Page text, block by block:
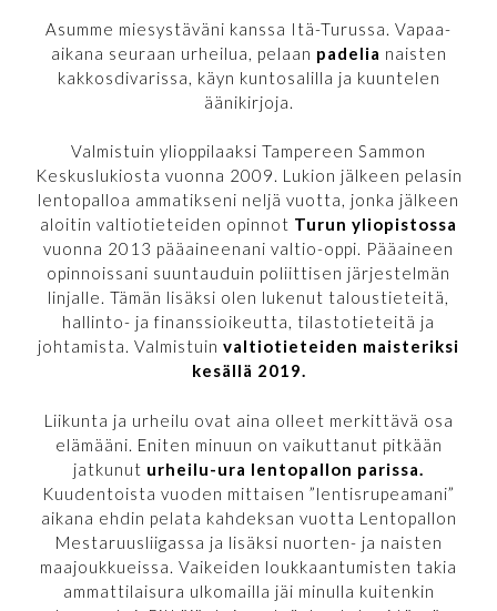
Asumme miesystäväni kanssa Itä-Turussa. Vapaa-
aikana seuraan urheilua, pelaan padelia naisten
kakkosdivarissa, käyn kuntosalilla ja kuuntelen
äänikirjoja.
Valmistuin ylioppilaaksi Tampereen Sammon
Keskuslukiosta vuonna 2009. Lukion jälkeen pelasin
lentopalloa ammatikseni neljä vuotta, jonka jälkeen
aloitin valtiotieteiden opinnot Turun yliopistossa
vuonna 2013 pääaineenani valtio-oppi. Pääaineen
opinnoissani suuntauduin poliittisen järjestelmän
linjalle. Tämän lisäksi olen lukenut taloustieteitä,
hallinto- ja finanssioikeutta, tilastotieteitä ja
johtamista. Valmistuin valtiotieteiden maisteriksi
kesällä 2019.
Liikunta ja urheilu ovat aina olleet merkittävä osa
elämääni. Eniten minuun on vaikuttanut pitkään
jatkunut urheilu-ura lentopallon parissa.
Kuudentoista vuoden mittaisen ”lentisrupeamani”
aikana ehdin pelata kahdeksan vuotta Lentopallon
Mestaruusliigassa ja lisäksi nuorten- ja naisten
maajoukkueissa. Vaikeiden loukkaantumisten takia
ammattilaisura ulkomailla jäi minulla kuitenkin